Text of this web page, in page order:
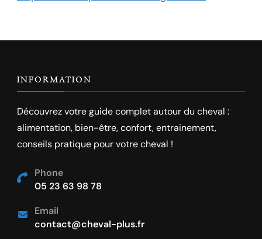
INFORMATION
Découvrez votre guide complet autour du cheval :
alimentation, bien-être, confort, entrainement,
conseils pratique pour votre cheval !
Phone
05 23 63 98 78
Email
contact@cheval-plus.fr